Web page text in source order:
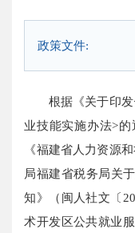
政策文件:
根据《关于印
业技能实施办法>
《福建省人力资源
局福建省税务局关
知》（闽人社文〔
术开发区公共就业